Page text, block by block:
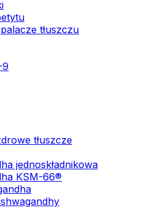
tłuszczu
9
tłuszcze
jednoskładnikowa
KSM-66®